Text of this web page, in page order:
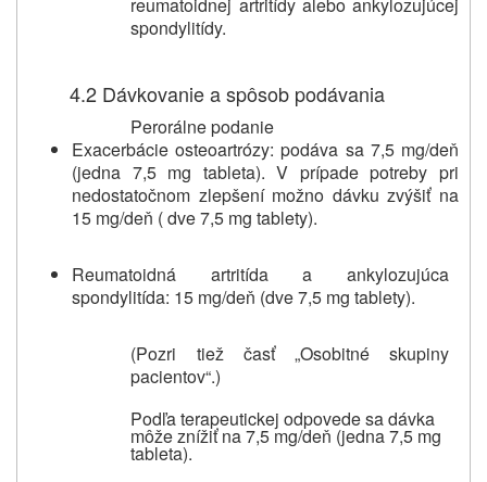
spondylitídy.
4.2 Dávkovanie a spôsob podávania
Perorálne podanie
Exacerbácie osteoartrózy: podáva sa 7,5 mg/deň
(jedna 7,5 mg tableta). V prípade potreby pri
nedostatočnom zlepšení možno dávku zvýšiť na
15 mg/deň ( dve 7,5 mg tablety).
Reumatoidná artritída a ankylozujúca
spondylitída: 15 mg/deň (dve 7,5 mg tablety).
(Pozri tiež časť „Osobitné skupiny
pacientov“.)
Podľa terapeutickej odpovede sa dávka
môže znížiť na 7,5 mg/deň (jedna 7,5 mg
tableta).